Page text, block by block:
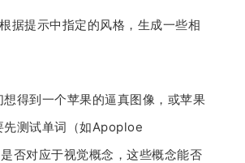
据提示中指定的风格，生成一些相
得到一个苹果的逼真图像，或苹果
先测试单词（如Apoploe
否对应于视觉概念，这些概念能否